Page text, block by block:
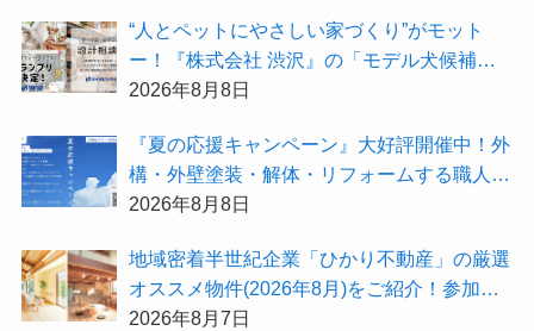
“人とペットにやさしい家づくり”がモット
ー！『株式会社 渋沢』の「モデル犬候補」
が選出されました★『テーマ別 住宅相談
2026年8月8日
『夏の応援キャンペーン』大好評開催中！外
構・外壁塗装・解体・リフォームする職人を
探すなら『街の職人さん.com』がオススメ
2026年8月8日
地域密着半世紀企業「ひかり不動産」の厳選
オススメ物件(2026年8月)をご紹介！参加費
無料『”木の家”新潟工場見学会』のご予約も
2026年8月7日